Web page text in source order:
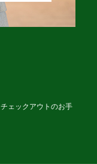
ェックアウトのお手